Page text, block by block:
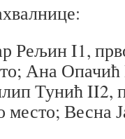
Рељин I1,
Ана Опачић
Тунић II2,
Весна